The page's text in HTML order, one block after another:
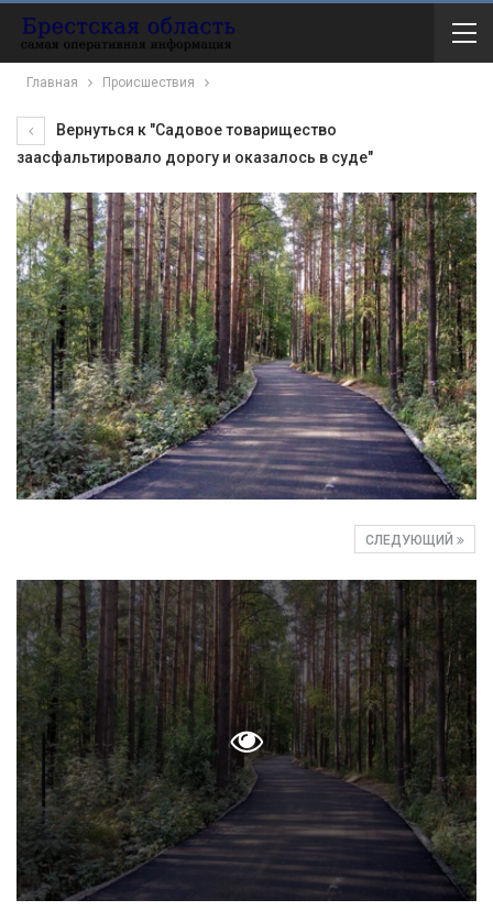
Главная Происшествия
Вернуться к "Садовое товарищество
заасфальтировало дорогу и оказалось в суде"
СЛЕДУЮЩИЙ